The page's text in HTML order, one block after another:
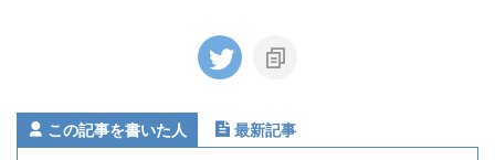
この記事を書いた人 最新記事